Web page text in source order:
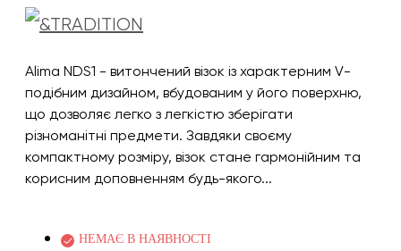
Alima NDS1 - витончений візок із характерним V-
подібним дизайном, вбудованим у його поверхню,
що дозволяє легко з легкістю зберігати
різноманітні предмети. Завдяки своєму
компактному розміру, візок стане гармонійним та
корисним доповненням будь-якого...
НЕМАЄ В НАЯВНОСТІ